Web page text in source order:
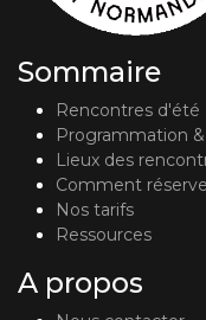
Sommaire
Rencontres d'été
Programmation
Lieux des
Comment
Nos tarifs
Ressources
A propos